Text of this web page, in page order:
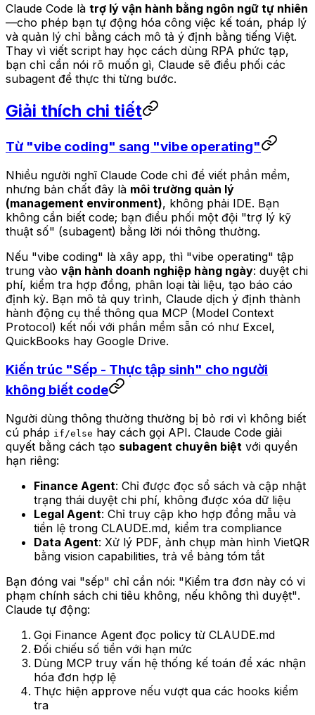
Claude Code là trợ lý vận hành bằng ngôn ngữ tự nhiên
—cho phép bạn tự động hóa công việc kế toán, pháp lý
và quản lý chỉ bằng cách mô tả ý định bằng tiếng Việt.
Thay vì viết script hay học cách dùng RPA phức tạp,
bạn chỉ cần nói rõ muốn gì, Claude sẽ điều phối các
subagent để thực thi từng bước.
Giải thích chi tiết
Từ "vibe coding" sang "vibe operating"
Nhiều người nghĩ Claude Code chỉ để viết phần mềm,
nhưng bản chất đây là môi trường quản lý
(management environment), không phải IDE. Bạn
không cần biết code; bạn điều phối một đội "trợ lý kỹ
thuật số" (subagent) bằng lời nói thông thường.
Nếu "vibe coding" là xây app, thì "vibe operating" tập
trung vào vận hành doanh nghiệp hàng ngày: duyệt chi
phí, kiểm tra hợp đồng, phân loại tài liệu, tạo báo cáo
định kỳ. Bạn mô tả quy trình, Claude dịch ý định thành
hành động cụ thể thông qua MCP (Model Context
Protocol) kết nối với phần mềm sẵn có như Excel,
QuickBooks hay Google Drive.
Kiến trúc "Sếp - Thực tập sinh" cho người
không biết code
Người dùng thông thường thường bị bỏ rơi vì không biết
cú pháp if/else hay cách gọi API. Claude Code giải
quyết bằng cách tạo subagent chuyên biệt với quyền
hạn riêng:
Finance Agent: Chỉ được đọc sổ sách và cập nhật
trạng thái duyệt chi phí, không được xóa dữ liệu
Legal Agent: Chỉ truy cập kho hợp đồng mẫu và
tiền lệ trong CLAUDE.md, kiểm tra compliance
Data Agent: Xử lý PDF, ảnh chụp màn hình VietQR
bằng vision capabilities, trả về bảng tóm tắt
Bạn đóng vai "sếp" chỉ cần nói: "Kiểm tra đơn này có vi
phạm chính sách chi tiêu không, nếu không thì duyệt".
Claude tự động:
Gọi Finance Agent đọc policy từ CLAUDE.md
Đối chiếu số tiền với hạn mức
Dùng MCP truy vấn hệ thống kế toán để xác nhận
hóa đơn hợp lệ
Thực hiện approve nếu vượt qua các hooks kiểm
tra